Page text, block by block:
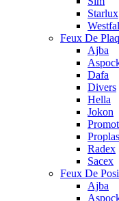
Starlux
Feux De
Ajba
Dafa
Divers
Hella
Jokon
Promot
Radex
Sacex
Feux De
Ajba